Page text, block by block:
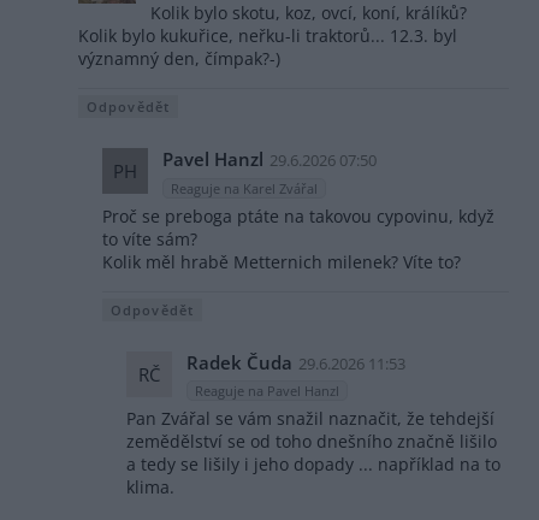
Kolik bylo skotu, koz, ovcí, koní, králíků?
Kolik bylo kukuřice, neřku-li traktorů... 12.3. byl
významný den, čímpak?-)
Odpovědět
PH Pavel Hanzl 29.6.2026 07:50
Reaguje na Karel Zvářal
Proč se preboga ptáte na takovou cypovinu, když
to víte sám?
Kolik měl hrabě Metternich milenek? Víte to?
Odpovědět
RČ Radek Čuda 29.6.2026 11:53
Reaguje na Pavel Hanzl
Pan Zvářal se vám snažil naznačit, že tehdejší
zemědělství se od toho dnešního značně lišilo
a tedy se lišily i jeho dopady ... například na to
klima.